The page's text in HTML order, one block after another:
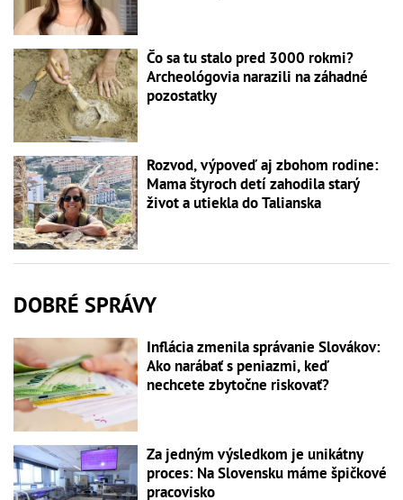
Čo sa tu stalo pred 3000 rokmi?
Archeológovia narazili na záhadné
pozostatky
Rozvod, výpoveď aj zbohom rodine:
Mama štyroch detí zahodila starý
život a utiekla do Talianska
DOBRÉ SPRÁVY
Inflácia zmenila správanie Slovákov:
Ako narábať s peniazmi, keď
nechcete zbytočne riskovať?
Za jedným výsledkom je unikátny
proces: Na Slovensku máme špičkové
pracovisko